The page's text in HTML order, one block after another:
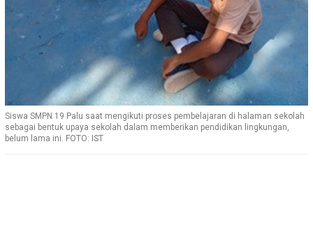
Siswa SMPN 19 Palu saat mengikuti proses pembelajaran di halaman sekolah
sebagai bentuk upaya sekolah dalam memberikan pendidikan lingkungan,
belum lama ini. FOTO: IST